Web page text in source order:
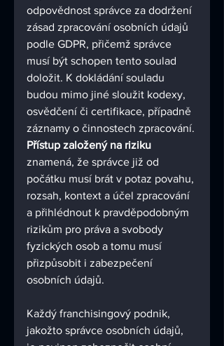
odpovědnost správce za dodržení
zásad zpracování osobních údajů
podle GDPR, přičemž správce
musí být schopen tento soulad
doložit. K dokládání souladu
budou mimo jiné sloužit kodexy,
osvědčení či certifikace, případně
záznamy o činnostech zpracování.
Přístup založený na riziku
znamená, že správce již od
počátku musí brát v potaz povahu,
rozsah, kontext a účel zpracování
a přihlédnout k pravděpodobným
rizikům pro práva a svobody
fyzických osob a tomu musí
přizpůsobit i zabezpečení
osobních údajů.
Každý franchisingový podnik,
jakožto správce osobních údajů,